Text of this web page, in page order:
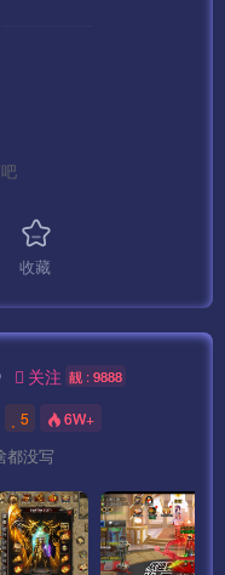
收藏
关注 靓 : 9888
5 6W+
都没写